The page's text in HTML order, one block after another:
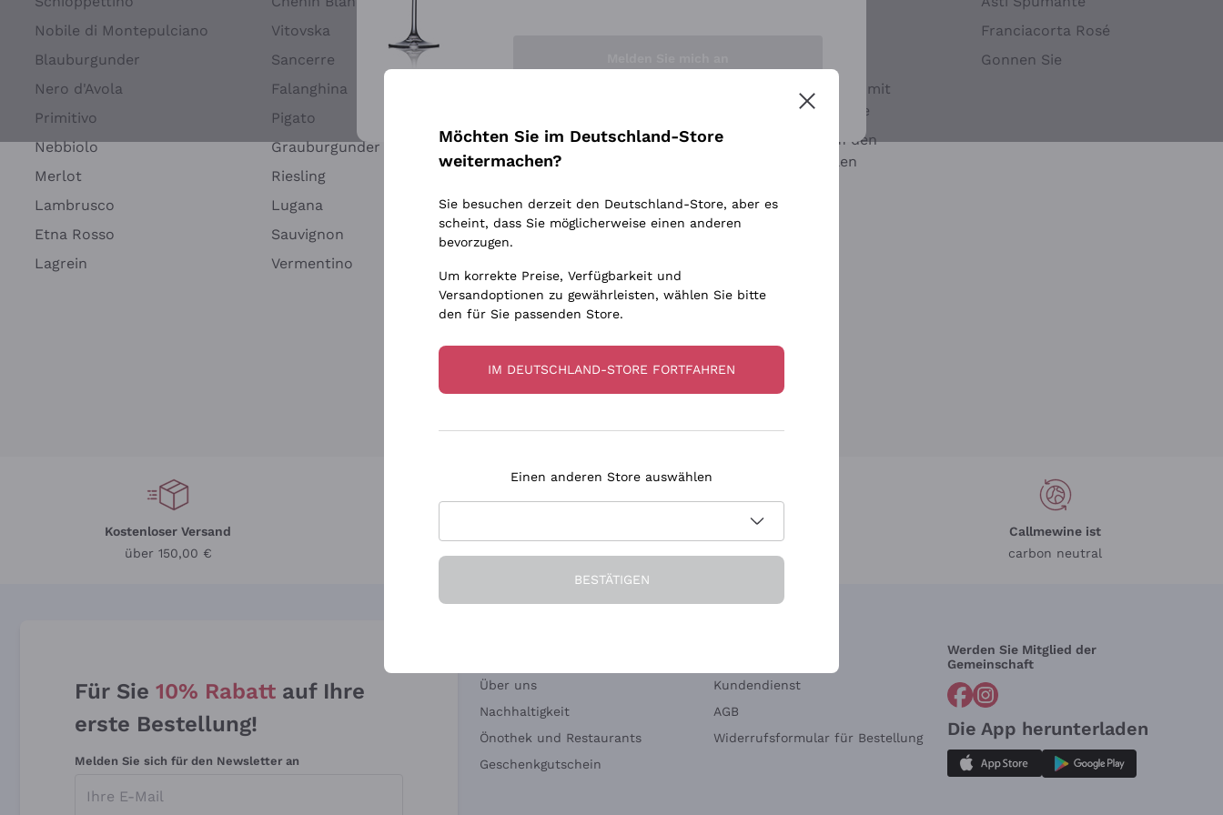
Nobile di Montepulciano
Blauburgunder
Nero d'Avola
Primitivo
Nebbiolo
Merlot
Lambrusco
Etna Rosso
Lagrein
Vitovska
Sancerre
Falanghina
Pigato
Grauburgunder
Riesling
Lugana
Sauvignon
Vermentino
Ca' dei Frati
Biondi Santi
Quintarelli Giuseppe
Rinaldi Giuseppe
Egly Ouriet
Jacquesson
Agrapart
Ohne Sulfit oder mit
minimalen Sulfite
Maischung auf den
Traubenschalen
Franciacorta Rosé
Gonnen Sie
Kostenloser Versand
über 150,00 €
in Deutschland
in 3 Raten
Callmewine ist
carbon neutral
Für Sie 10% Rabatt auf Ihre
erste Bestellung!
Melden Sie sich für den Newsletter an
Über uns
Nachhaltigkeit
Önothek und Restaurants
Geschenkgutschein
Kundendienst
AGB
Widerrufsformular für Bestellung
Werden Sie Mitglied der
Gemeinschaft
Die App herunterladen
Möchten Sie im Deutschland-Store
weitermachen?
Sie besuchen derzeit den Deutschland-Store, aber es
scheint, dass Sie möglicherweise einen anderen
bevorzugen.
Um korrekte Preise, Verfügbarkeit und
Versandoptionen zu gewährleisten, wählen Sie bitte
den für Sie passenden Store.
IM DEUTSCHLAND-STORE FORTFAHREN
Einen anderen Store auswählen
BESTÄTIGEN